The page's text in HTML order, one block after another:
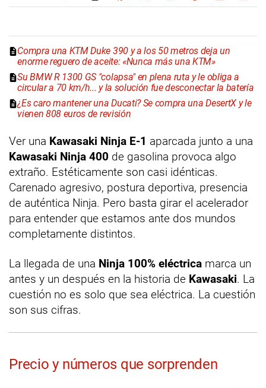
Compra una KTM Duke 390 y a los 50 metros deja un
enorme reguero de aceite: «Nunca más una KTM»
Su BMW R 1300 GS "colapsa" en plena ruta y le obliga a
circular a 70 km/h... y la solución fue desconectar la batería
¿Es caro mantener una Ducati? Se compra una DesertX y le
vienen 808 euros de revisión
Ver una Kawasaki Ninja E-1 aparcada junto a una
Kawasaki Ninja 400 de gasolina provoca algo
extraño. Estéticamente son casi idénticas.
Carenado agresivo, postura deportiva, presencia
de auténtica Ninja. Pero basta girar el acelerador
para entender que estamos ante dos mundos
completamente distintos.
La llegada de una Ninja 100% eléctrica marca un
antes y un después en la historia de Kawasaki. La
cuestión no es solo que sea eléctrica. La cuestión
son sus cifras.
Precio y números que sorprenden